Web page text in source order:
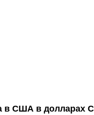
в США в долларах